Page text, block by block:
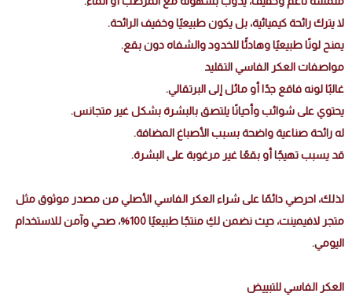
لا يترك رائحة كيميائية، بل يكون طبيعيًا وخفيف الرائحة.
يمنح لونًا طبيعيًا وهادئًا للخدود والشفاه دون بقع.
مواصفات العكر الفاسي التقليد
غالبًا لونه فاقع جدًا أو مائل إلى البرتقالي.
يحتوي على شوائب وأحيانًا يلتصق بالبشرة بشكل غير متجانس.
له رائحة صناعية واضحة بسبب الأصباغ المضافة.
قد يسبب تهيجًا أو بقعًا غير مرغوبة على البشرة.
لذلك، احرصي دائمًا على شراء العكر الفاسي الأصلي من مصدر موثوق مثل
متجر لافيمينت، حيث نضمن لكِ منتجًا طبيعيًا 100%، صحي وآمن للاستخدام
اليومي.
العكر الفاسي للتبييض